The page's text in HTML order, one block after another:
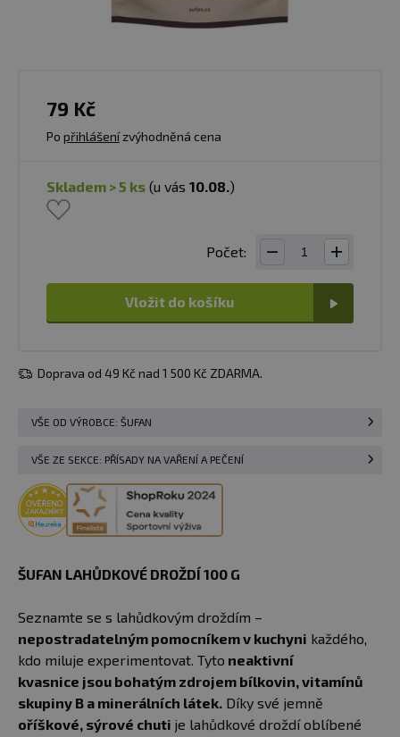
79 Kč
Po přihlášenízvýhodněná cena
skladem > 5 ks (u vás 10.08.)
Počet:
Vložit do košíku
Doprava od 49 Kč nad 1 500 Kč ZDARMA.
VŠE OD VÝROBCE: ŠUFAN
VŠE ZE SEKCE: PŘÍSADY NA VAŘENÍ A PEČENÍ
ŠUFAN LAHŮDKOVÉ DROŽDÍ 100 G
Seznamte se s lahůdkovým droždím –
nepostradatelným pomocníkem v kuchyni každého,
kdo miluje experimentovat. Tyto neaktivní
kvasnice jsou bohatým zdrojem bílkovin, vitamínů
skupiny B a minerálních látek. Díky své jemně
oříškové, sýrové chuti je lahůdkové droždí oblíbené